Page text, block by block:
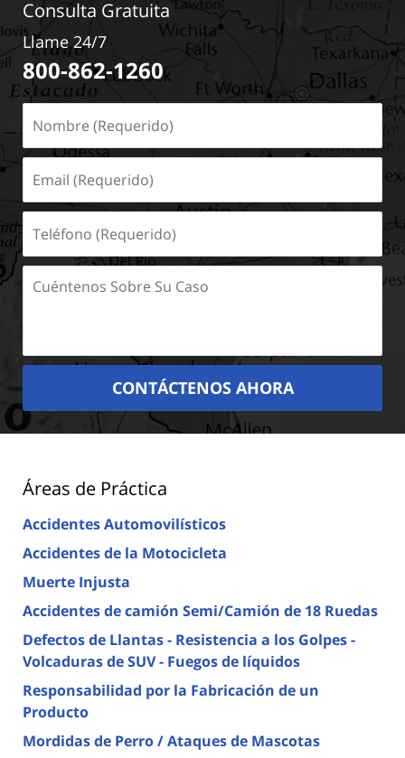
Consulta Gratuita
Llame 24/7
800-862-1260
(Requerido)
(Requerido)
(Requerido)
Cuéntenos
Sobre
CONTÁCTENOS AHORA
Áreas de Práctica
Accidentes Automovilísticos
Accidentes de la Motocicleta
Muerte Injusta
Accidentes de camión Semi/Camión de 18 Ruedas
Defectos de Llantas - Resistencia a los Golpes -
Volcaduras de SUV - Fuegos de líquidos
Responsabilidad por la Fabricación de un
Producto
Mordidas de Perro / Ataques de Mascotas